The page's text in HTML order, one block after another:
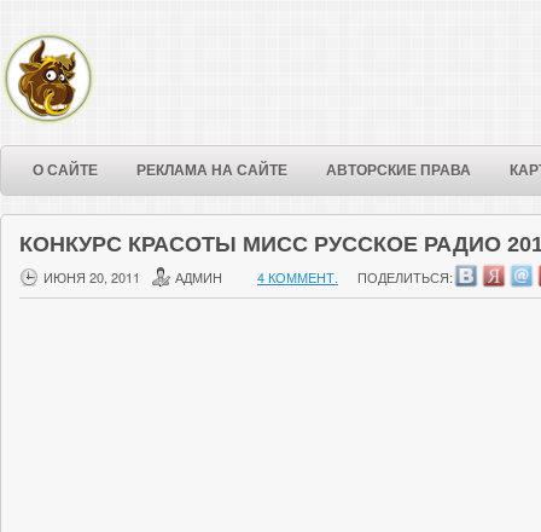
О САЙТЕ РЕКЛАМА НА САЙТЕ АВТОРСКИЕ ПРАВА
КОНКУРС КРАСОТЫ МИСС РУССКОЕ РАДИО
ИЮНЯ 20, 2011 АДМИН 4 КОММЕНТ. ПОДЕЛИТЬСЯ: